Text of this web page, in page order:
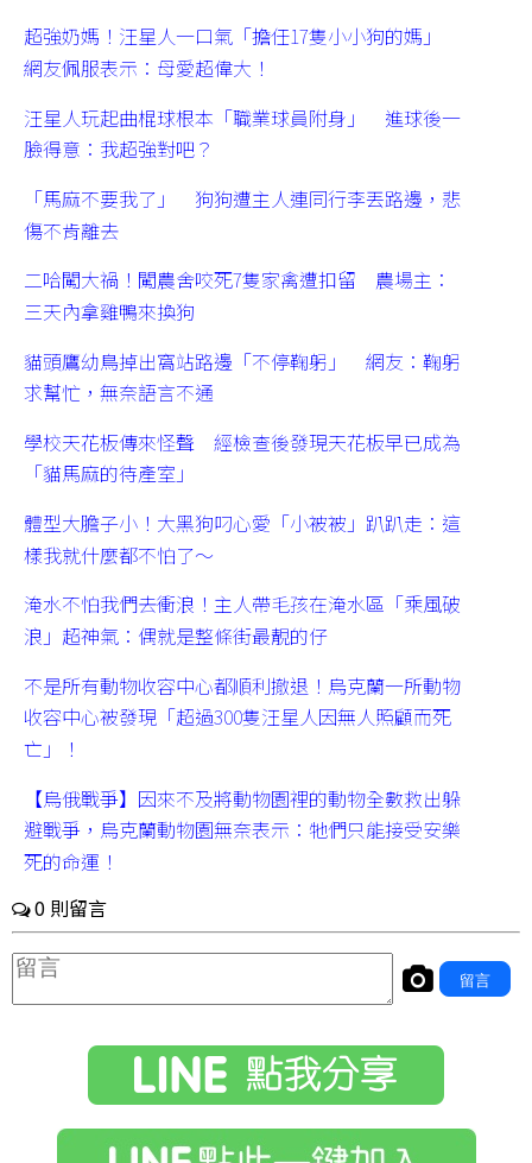
超強奶媽！汪星人一口氣「擔任17隻小小狗的媽」
網友佩服表示：母愛超偉大！
汪星人玩起曲棍球根本「職業球員附身」 進球後一
臉得意：我超強對吧？
「馬麻不要我了」 狗狗遭主人連同行李丟路邊，悲
傷不肯離去
二哈闖大禍！闖農舍咬死7隻家禽遭扣留 農場主：
三天內拿雞鴨來換狗
貓頭鷹幼鳥掉出窩站路邊「不停鞠躬」 網友：鞠躬
求幫忙，無奈語言不通
學校天花板傳來怪聲 經檢查後發現天花板早已成為
「貓馬麻的待產室」
體型大膽子小！大黑狗叼心愛「小被被」趴趴走：這
樣我就什麼都不怕了～
淹水不怕我們去衝浪！主人帶毛孩在淹水區「乘風破
浪」超神氣：偶就是整條街最靚的仔
不是所有動物收容中心都順利撤退！烏克蘭一所動物
收容中心被發現「超過300隻汪星人因無人照顧而死
亡」！
【烏俄戰爭】因來不及將動物園裡的動物全數救出躲
避戰爭，烏克蘭動物園無奈表示：牠們只能接受安樂
死的命運！